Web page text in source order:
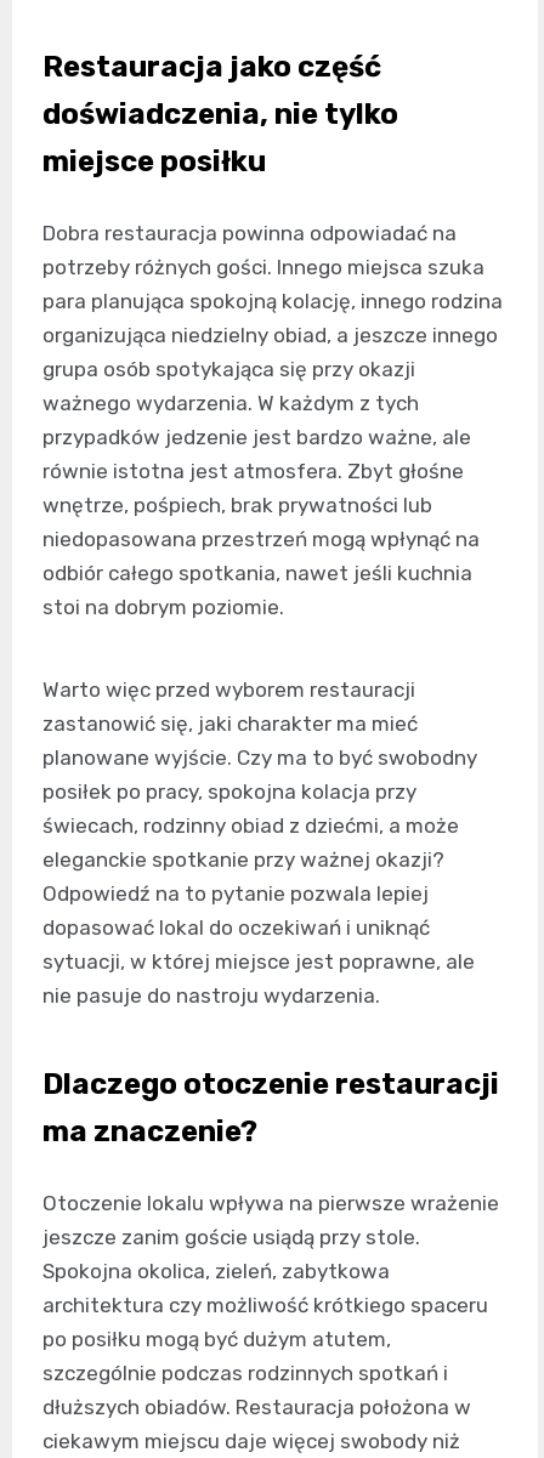
Restauracja jako część
doświadczenia, nie tylko
miejsce posiłku
Dobra restauracja powinna odpowiadać na
potrzeby różnych gości. Innego miejsca szuka
para planująca spokojną kolację, innego rodzina
organizująca niedzielny obiad, a jeszcze innego
grupa osób spotykająca się przy okazji
ważnego wydarzenia. W każdym z tych
przypadków jedzenie jest bardzo ważne, ale
równie istotna jest atmosfera. Zbyt głośne
wnętrze, pośpiech, brak prywatności lub
niedopasowana przestrzeń mogą wpłynąć na
odbiór całego spotkania, nawet jeśli kuchnia
stoi na dobrym poziomie.
Warto więc przed wyborem restauracji
zastanowić się, jaki charakter ma mieć
planowane wyjście. Czy ma to być swobodny
posiłek po pracy, spokojna kolacja przy
świecach, rodzinny obiad z dziećmi, a może
eleganckie spotkanie przy ważnej okazji?
Odpowiedź na to pytanie pozwala lepiej
dopasować lokal do oczekiwań i uniknąć
sytuacji, w której miejsce jest poprawne, ale
nie pasuje do nastroju wydarzenia.
Dlaczego otoczenie restauracji
ma znaczenie?
Otoczenie lokalu wpływa na pierwsze wrażenie
jeszcze zanim goście usiądą przy stole.
Spokojna okolica, zieleń, zabytkowa
architektura czy możliwość krótkiego spaceru
po posiłku mogą być dużym atutem,
szczególnie podczas rodzinnych spotkań i
dłuższych obiadów. Restauracja położona w
ciekawym miejscu daje więcej swobody niż